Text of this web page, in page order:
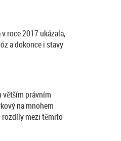
roce 2017 ukázala,
a dokonce i stavy
větším právním
na mnohem
rozdíly mezi těmito